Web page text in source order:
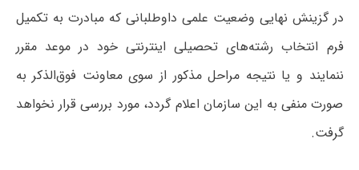
در گزینش نهایی وضعیت علمی داوطلبانی که مبادرت به تکمیل
فرم انتخاب رشته‌های تحصیلی اینترنتی خود در موعد مقرر
ننمایند و یا نتیجه مراحل مذکور از سوی معاونت فوق‌الذکر به
صورت منفی به این سازمان اعلام گردد، مورد بررسی قرار نخواهد
گرفت.